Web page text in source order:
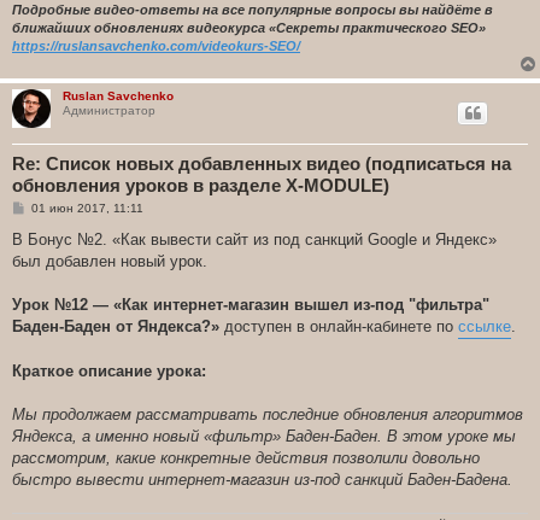
Подробные видео-ответы на все популярные вопросы вы найдёте в
ближайших обновлениях видеокурса «Секреты практического SEO»
https://ruslansavchenko.com/videokurs-SEO/
Ruslan Savchenko
Администратор
Re: Список новых добавленных видео (подписаться на
обновления уроков в разделе X-MODULE)
С
о
щ
и
е
01 июн 2017, 11:11
В Бонус №2. «Как вывести сайт из под санкций Google и Яндекс»
был добавлен новый урок.
Урок №12 — «Как интернет-магазин вышел из-под "фильтра"
Баден-Баден от Яндекса?» доступен в онлайн-кабинете по ссылке.
Краткое описание урока:
Мы продолжаем рассматривать последние обновления алгоритмов
Яндекса, а именно новый «фильтр» Баден-Баден. В этом уроке мы
рассмотрим, какие конкретные действия позволили довольно
быстро вывести интернет-магазин из-под санкций Баден-Бадена.